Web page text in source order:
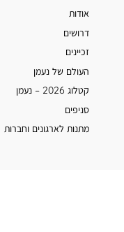
אודות
דרושים
זכיינים
העולם של נעמן
קטלוג 2026 – נעמן
סניפים
מתנות לארגונים וחברות